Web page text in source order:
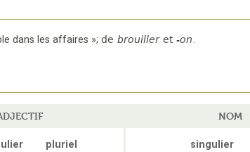
dans les affaires »; de brouiller et -on.
NOM
pluriel
singulier